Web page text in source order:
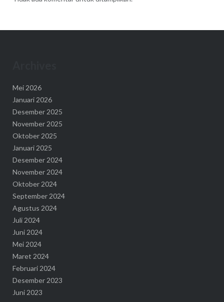
Mei 2026
Januari 2026
Desember 2025
November 2025
Oktober 2025
Januari 2025
Desember 2024
November 2024
Oktober 2024
September 2024
Agustus 2024
Juli 2024
Juni 2024
Mei 2024
Maret 2024
Februari 2024
Desember 2023
Juni 2023